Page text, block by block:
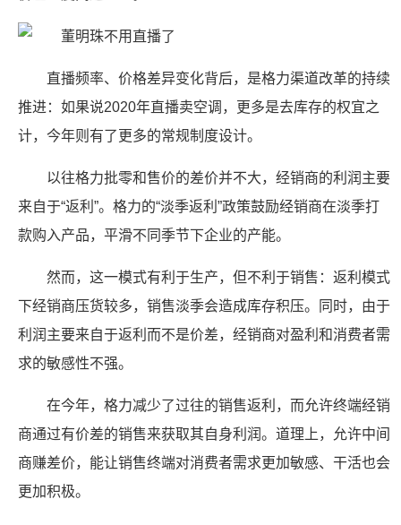
直播频率、价格差异变化背后，是格力渠道改革的持续
推进：如果说2020年直播卖空调，更多是去库存的权宜之
计，今年则有了更多的常规制度设计。
以往格力批零和售价的差价并不大，经销商的利润主要
来自于“返利”。格力的“淡季返利”政策鼓励经销商在淡季打
款购入产品，平滑不同季节下企业的产能。
然而，这一模式有利于生产，但不利于销售：返利模式
下经销商压货较多，销售淡季会造成库存积压。同时，由于
利润主要来自于返利而不是价差，经销商对盈利和消费者需
求的敏感性不强。
在今年，格力减少了过往的销售返利，而允许终端经销
商通过有价差的销售来获取其自身利润。道理上，允许中间
商赚差价，能让销售终端对消费者需求更加敏感、干活也会
更加积极。